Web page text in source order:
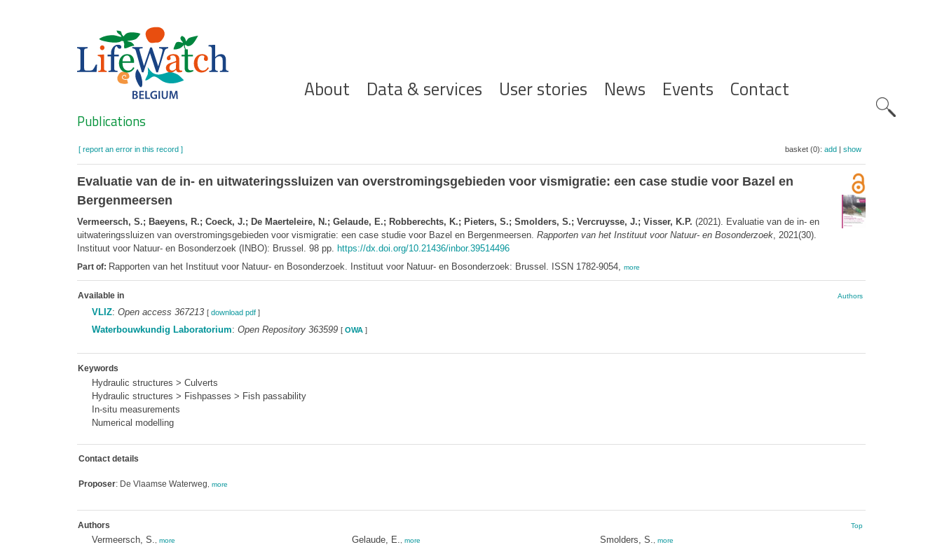
Hoofdnavigatie
About Data & services User stories News Events Contact
Search
Publications
[ report an error in this record ] basket (0): add| show
Evaluatie van de in- en uitwateringssluizen van overstromingsgebieden voor vismigratie: een case studie voor Bazel en
Bergenmeersen
Vermeersch, S.; Baeyens, R.; Coeck, J.; De Maerteleire, N.; Gelaude, E.; Robberechts, K.; Pieters, S.; Smolders, S.; Vercruysse, J.; Visser, K.P. (2021). Evaluatie van de in- en
uitwateringssluizen van overstromingsgebieden voor vismigratie: een case studie voor Bazel en Bergenmeersen. Rapporten van het Instituut voor Natuur- en Bosonderzoek, 2021(30).
Instituut voor Natuur- en Bosonderzoek (INBO): Brussel. 98 pp. https://dx.doi.org/10.21436/inbor.39514496
Part of: Rapporten van het Instituut voor Natuur- en Bosonderzoek. Instituut voor Natuur- en Bosonderzoek: Brussel. ISSN 1782-9054, more
Available in Authors
VLIZ: Open access 367213 [ download pdf]
Waterbouwkundig Laboratorium: Open Repository 363599 [ OWA]
Keywords
Hydraulic structures > Culverts
Hydraulic structures > Fishpasses > Fish passability
In-situ measurements
Numerical modelling
Contact details
Proposer: De Vlaamse Waterweg more
Authors Top
Vermeersch, S. more Gelaude, E. more Smolders, S. more